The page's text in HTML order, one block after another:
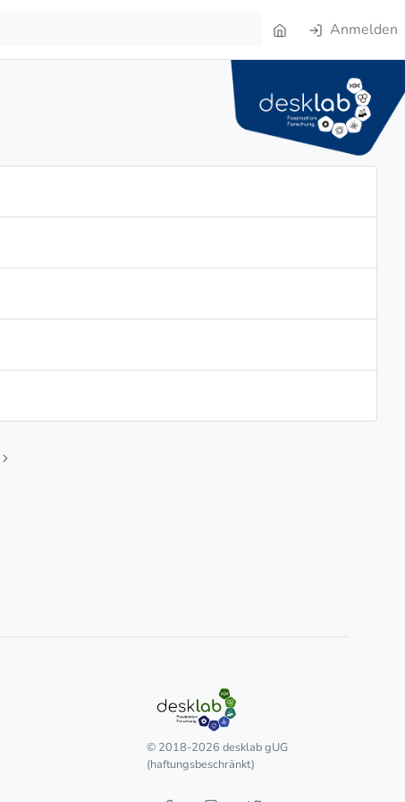
Anmelden
© 2018-2026 desklab gUG
(haftungsbeschränkt)